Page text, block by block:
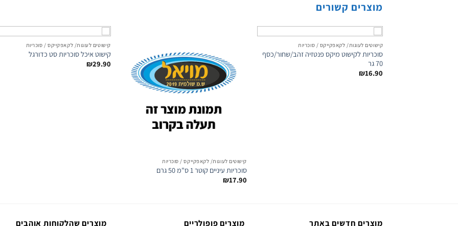
מוצרים קשורים
Add to
קישוטים לעוגות/ לקאפקייקס / סוכריות
סוכריות לקישוט מיקס פנטזיה זהב/שחור/כסף
70 גר
₪16.90
wishlist
קישוטים לעוגות/ לקאפקייקס / סוכריות
סוכריות עיניים קוטר 1 ס"מ 50 גרם
₪17.90
קישוטים לעוגות/ לקאפקייקס / סוכריות
קישוט איכל סוכריות סט כדורגל
₪29.90
מוצרים חדשים באתר מוצרים פופולריים מוצרים שהלקוחות אוהבים